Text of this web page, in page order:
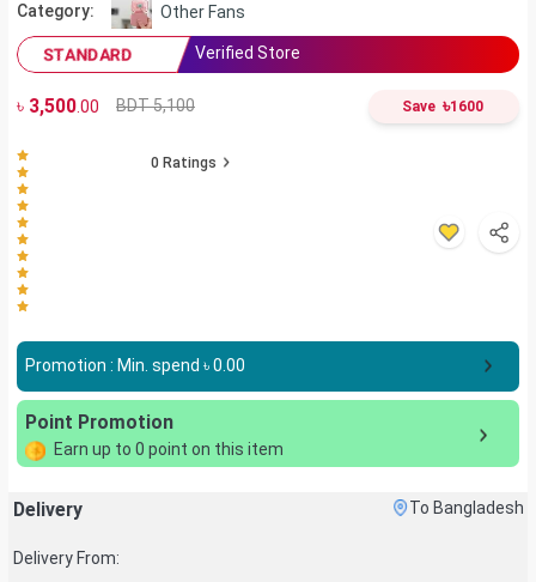
Category:
Other Fans
STANDARD Verified Store
৳ 3,500.00 BDT 5,100 Save ৳1600
0 Ratings
Promotion : Min. spend ৳0.00
Point Promotion
Earn up to 0 point on this item
Delivery To Bangladesh
Delivery From: